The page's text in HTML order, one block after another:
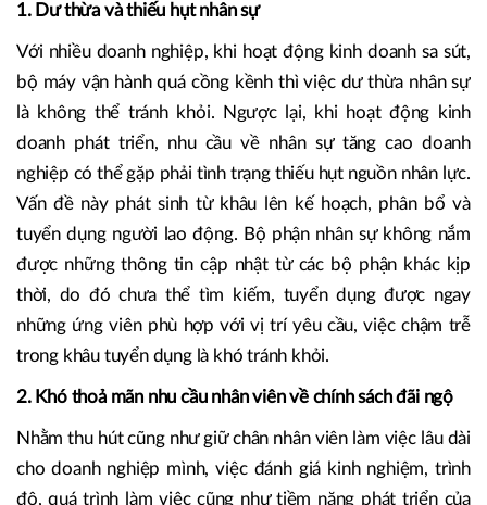
1. Dư thừa và thiếu hụt nhân sự
Với nhiều doanh nghiệp, khi hoạt động kinh doanh sa sút,
bộ máy vận hành quá cồng kềnh thì việc dư thừa nhân sự
là không thể tránh khỏi. Ngược lại, khi hoạt động kinh
doanh phát triển, nhu cầu về nhân sự tăng cao doanh
nghiệp có thể gặp phải tình trạng thiếu hụt nguồn nhân lực.
Vấn đề này phát sinh từ khâu lên kế hoạch, phân bổ và
tuyển dụng người lao động. Bộ phận nhân sự không nắm
được những thông tin cập nhật từ các bộ phận khác kịp
thời, do đó chưa thể tìm kiếm, tuyển dụng được ngay
những ứng viên phù hợp với vị trí yêu cầu, việc chậm trễ
trong khâu tuyển dụng là khó tránh khỏi.
2. Khó thoả mãn nhu cầu nhân viên về chính sách đãi ngộ
Nhằm thu hút cũng như giữ chân nhân viên làm việc lâu dài
cho doanh nghiệp mình, việc đánh giá kinh nghiệm, trình
độ, quá trình làm việc cũng như tiềm năng phát triển của